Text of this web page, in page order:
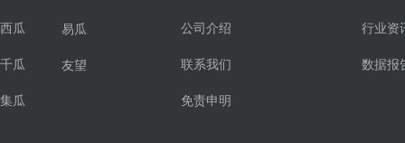
西瓜
千瓜
集瓜
易瓜
友望
公司介绍
联系我们
免责申明
行业资
数据报